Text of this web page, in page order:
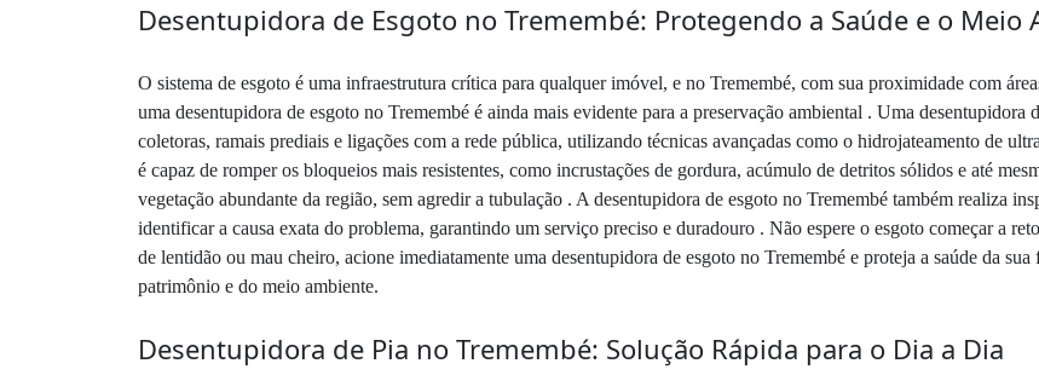
Desentupidora de Esgoto no Tremembé: Protegendo a Saúde e o Meio
O sistema de esgoto é uma infraestrutura crítica para qualquer imóvel, e no Tremembé, com sua proximidade com
uma desentupidora de esgoto no Tremembé é ainda mais evidente para a preservação ambiental . Uma desentupidora
coletoras, ramais prediais e ligações com a rede pública, utilizando técnicas avançadas como o hidrojateamento de
é capaz de romper os bloqueios mais resistentes, como incrustações de gordura, acúmulo de detritos sólidos e até
vegetação abundante da região, sem agredir a tubulação . A desentupidora de esgoto no Tremembé também realiza
identificar a causa exata do problema, garantindo um serviço preciso e duradouro . Não espere o esgoto começar a
de lentidão ou mau cheiro, acione imediatamente uma desentupidora de esgoto no Tremembé e proteja a saúde da
patrimônio e do meio ambiente.
Desentupidora de Pia no Tremembé: Solução Rápida para o Dia a Dia